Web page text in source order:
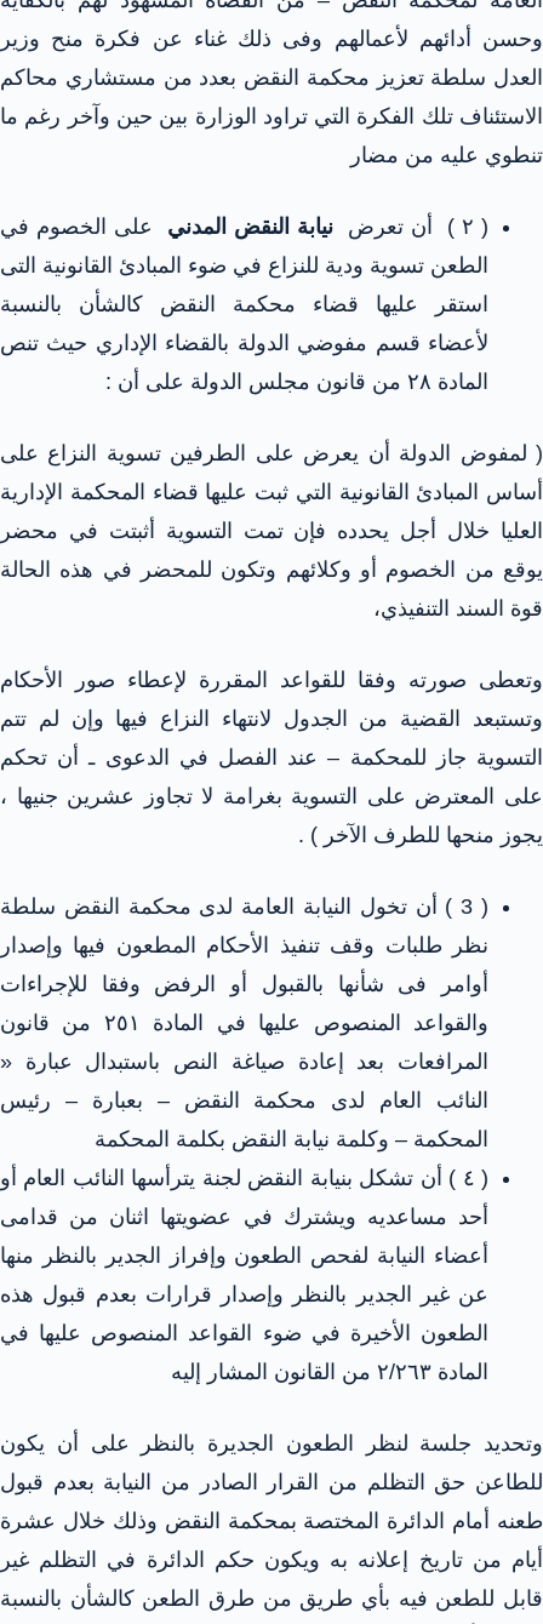
وحسن أدائهم لأعمالهم وفى ذلك غناء عن فكرة منح وزير
العدل سلطة تعزيز محكمة النقض بعدد من مستشاري محاكم
الاستئناف تلك الفكرة التي تراود الوزارة بين حين وآخر رغم ما
تنطوي عليه من مضار
( ۲ ) أن تعرض نيابة النقض المدني على الخصوم في
الطعن تسوية ودية للنزاع في ضوء المبادئ القانونية التى
استقر عليها قضاء محكمة النقض كالشأن بالنسبة
لأعضاء قسم مفوضي الدولة بالقضاء الإداري حيث تنص
المادة ۲۸ من قانون مجلس الدولة على أن :
( لمفوض الدولة أن يعرض على الطرفين تسوية النزاع على
أساس المبادئ القانونية التي ثبت عليها قضاء المحكمة الإدارية
العليا خلال أجل يحدده فإن تمت التسوية أثبتت في محضر
يوقع من الخصوم أو وكلائهم وتكون للمحضر في هذه الحالة
قوة السند التنفيذي،
وتعطى صورته وفقا للقواعد المقررة لإعطاء صور الأحكام
وتستبعد القضية من الجدول لانتهاء النزاع فيها وإن لم تتم
التسوية جاز للمحكمة – عند الفصل في الدعوى ـ أن تحكم
على المعترض على التسوية بغرامة لا تجاوز عشرين جنيها ،
يجوز منحها للطرف الآخر ) .
( 3 ) أن تخول النيابة العامة لدى محكمة النقض سلطة
نظر طلبات وقف تنفيذ الأحكام المطعون فيها وإصدار
أوامر فى شأنها بالقبول أو الرفض وفقا للإجراءات
والقواعد المنصوص عليها في المادة ٢٥١ من قانون
المرافعات بعد إعادة صياغة النص باستبدال عبارة «
النائب العام لدى محكمة النقض – بعبارة – رئيس
المحكمة – وكلمة نيابة النقض بكلمة المحكمة
( ٤ ) أن تشكل بنيابة النقض لجنة يترأسها النائب العام أو
أحد مساعديه ويشترك في عضويتها اثنان من قدامى
أعضاء النيابة لفحص الطعون وإفراز الجدير بالنظر منها
عن غير الجدير بالنظر وإصدار قرارات بعدم قبول هذه
الطعون الأخيرة في ضوء القواعد المنصوص عليها في
المادة ٢/٢٦٣ من القانون المشار إليه
وتحديد جلسة لنظر الطعون الجديرة بالنظر على أن يكون
للطاعن حق التظلم من القرار الصادر من النيابة بعدم قبول
طعنه أمام الدائرة المختصة بمحكمة النقض وذلك خلال عشرة
أيام من تاريخ إعلانه به ويكون حكم الدائرة في التظلم غير
قابل للطعن فيه بأي طريق من طرق الطعن كالشأن بالنسبة